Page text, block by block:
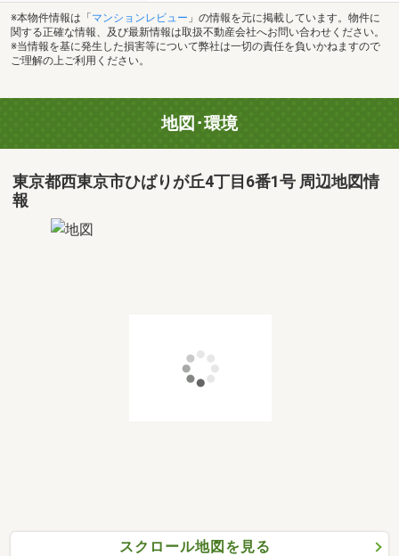
※本物件情報は「 マンションレビュー 」の情報を元に掲載しています。物件に
関する正確な情報、及び最新情報は取扱不動産会社へお問い合わせください。
※当情報を基に発生した損害等について弊社は一切の責任を負いかねますので
ご理解の上ご利用ください。
地図･環境
東京都西東京市ひばりが丘4丁目6番1号 周辺地図情
報
スクロール地図を見る